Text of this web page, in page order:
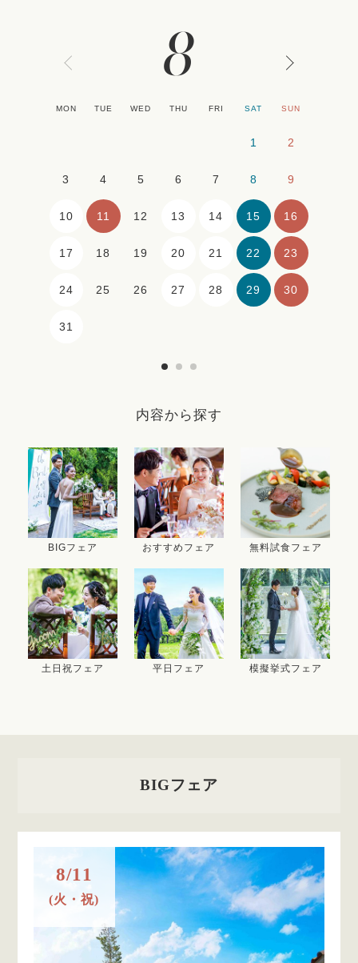
8
MON TUE WED THU FRI SAT SUN
1 2
3 4 5 6 7 8 9
10 11 12 13 14 15 16
17 18 19 20 21 22 23
24 25 26 27 28 29 30
31
内容から探す
BIGフェア おすすめフェア 無料試食フェア
土日祝フェア 平日フェア 模擬挙式フェア
BIGフェア
8/11
(火・祝)